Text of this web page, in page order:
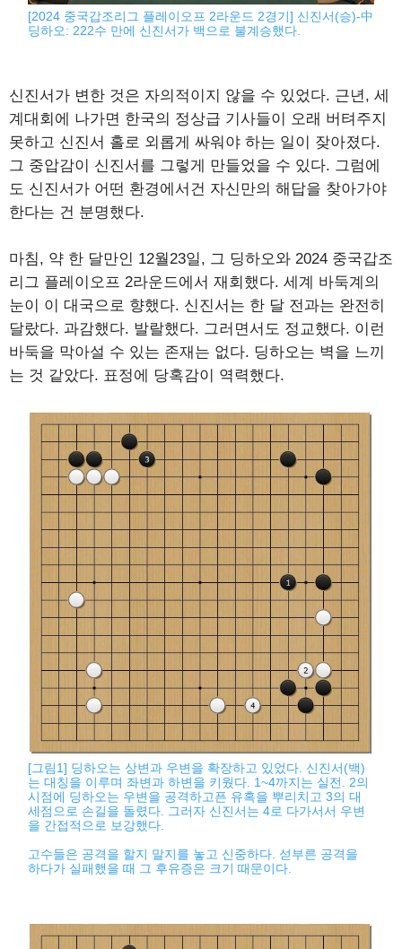
[2024 중국갑조리그 플레이오프 2라운드 2경기] 신진서(승)-中
딩하오: 222수 만에 신진서가 백으로 불계승했다.
신진서가 변한 것은 자의적이지 않을 수 있었다. 근년, 세
계대회에 나가면 한국의 정상급 기사들이 오래 버텨주지
못하고 신진서 홀로 외롭게 싸워야 하는 일이 잦아졌다.
그 중압감이 신진서를 그렇게 만들었을 수 있다. 그럼에
도 신진서가 어떤 환경에서건 자신만의 해답을 찾아가야
한다는 건 분명했다.
마침, 약 한 달만인 12월23일, 그 딩하오와 2024 중국갑조
리그 플레이오프 2라운드에서 재회했다. 세계 바둑계의
눈이 이 대국으로 향했다. 신진서는 한 달 전과는 완전히
달랐다. 과감했다. 발랄했다. 그러면서도 정교했다. 이런
바둑을 막아설 수 있는 존재는 없다. 딩하오는 벽을 느끼
는 것 같았다. 표정에 당혹감이 역력했다.
[그림1] 딩하오는 상변과 우변을 확장하고 있었다. 신진서(백)
는 대칭을 이루며 좌변과 하변을 키웠다. 1~4까지는 실전. 2의
시점에 딩하오는 우변을 공격하고픈 유혹을 뿌리치고 3의 대
세점으로 손길을 돌렸다. 그러자 신진서는 4로 다가서서 우변
을 간접적으로 보강했다.
고수들은 공격을 할지 말지를 놓고 신중하다. 섣부른 공격을
하다가 실패했을 때 그 후유증은 크기 때문이다.